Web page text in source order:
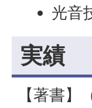
光音
実績
【著書】